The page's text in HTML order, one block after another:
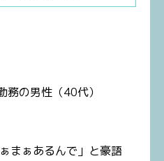
の男性（40代）
まぁあるんで」と豪語